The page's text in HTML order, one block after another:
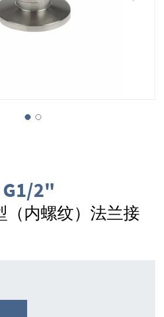
G1/2"
（内螺纹）法兰接